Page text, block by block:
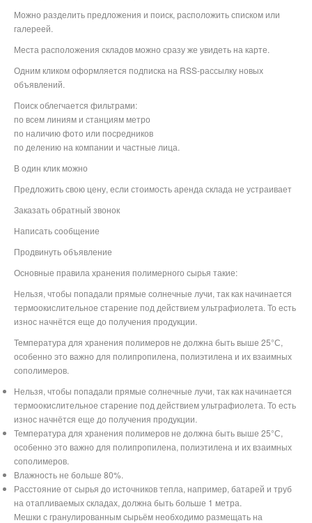
Можно разделить предложения и поиск, расположить списком или
галереей.
Места расположения складов можно сразу же увидеть на карте.
Одним кликом оформляется подписка на RSS-рассылку новых
объявлений.
Поиск облегчается фильтрами:
по всем линиям и станциям метро
по наличию фото или посредников
по делению на компании и частные лица.
В один клик можно
Предложить свою цену, если стоимость аренда склада не устраивает
Заказать обратный звонок
Написать сообщение
Продвинуть объявление
Основные правила хранения полимерного сырья такие:
Нельзя, чтобы попадали прямые солнечные лучи, так как начинается
термоокислительное старение под действием ультрафиолета. То есть
износ начнётся еще до получения продукции.
Температура для хранения полимеров не должна быть выше 25°С,
особенно это важно для полипропилена, полиэтилена и их взаимных
сополимеров.
Нельзя, чтобы попадали прямые солнечные лучи, так как начинается
термоокислительное старение под действием ультрафиолета. То есть
износ начнётся еще до получения продукции.
Температура для хранения полимеров не должна быть выше 25°С,
особенно это важно для полипропилена, полиэтилена и их взаимных
сополимеров.
Влажность не больше 80%.
Расстояние от сырья до источников тепла, например, батарей и труб
на отапливаемых складах, должна быть больше 1 метра.
Мешки с гранулированным сырьём необходимо размещать на